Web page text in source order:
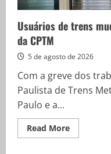
Usuários de trens
da CPTM
5 de agosto de 2026
Com a greve dos
Paulista de Trens
Paulo e a...
Read MoreRead
more